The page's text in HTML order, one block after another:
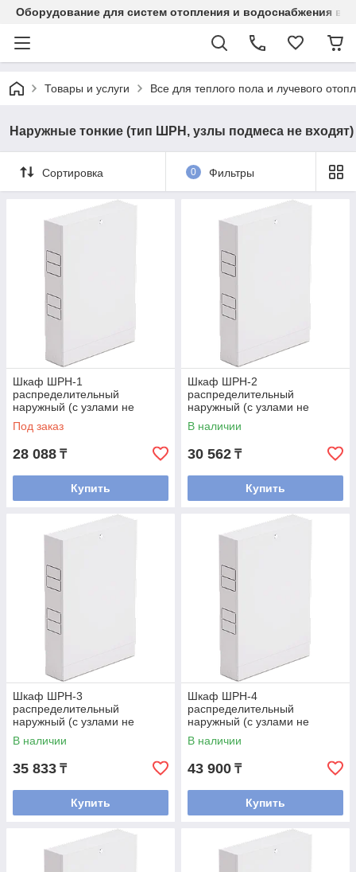
Оборудование для систем отопления и водоснабжения в
Товары и услуги Все для теплого пола и лучевого
Наружные тонкие (тип ШРН, узлы подмеса не входят)
Сортировка 0 Фильтры
Шкаф ШРН-1
распределительный
наружный (с узлами не
входит, только коллектора)
Под заказ
28 088 ₸
Купить
Шкаф ШРН-2
распределительный
наружный (с узлами не
входит, только коллектора)
В наличии
30 562 ₸
Купить
Шкаф ШРН-3
распределительный
наружный (с узлами не
входит, только коллектора)
В наличии
35 833 ₸
Купить
Шкаф ШРН-4
распределительный
наружный (с узлами не
входит, только коллектора)
В наличии
43 900 ₸
Купить